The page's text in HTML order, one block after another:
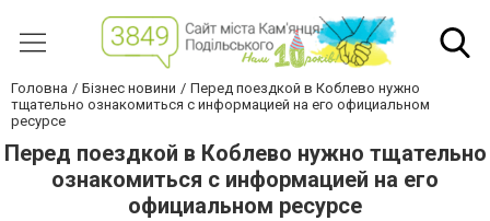
Головна Бізнес новини
Перед поездкой в Коблево нужно
тщательно ознакомиться с информацией на его официальном
ресурсе
Перед поездкой в Коблево нужно тщательно
ознакомиться с информацией на его
официальном ресурсе